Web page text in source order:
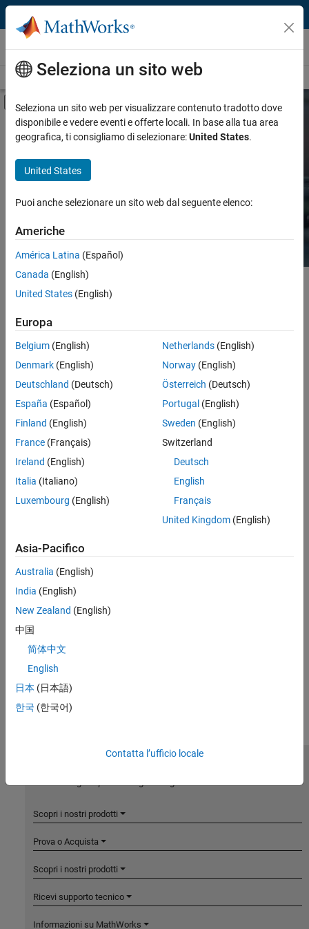
Vai al contenuto
Hardware Support
Overview Search Hardware Support Request Hardware Support
Attiva/disattiva menu di navigazione
Product
Product Family and Category
Protocol or Standard
Search Hardware
MATLAB and Simulink.
Seleziona un sito web
Seleziona un sito web per visualizzare contenuto tradotto dove
disponibile e vedere eventi e offerte locali. In base alla tua area
geografica, ti consigliamo di selezionare:United States.
United States
Puoi anche selezionare un sito web dal seguente elenco:
Americhe
América Latina (Español)
Canada (English)
United States (English)
Europa
Belgium (English)
Denmark (English)
Deutschland (Deutsch)
España (Español)
Finland (English)
France (Français)
Ireland (English)
Italia (Italiano)
Luxembourg (English)
Netherlands(English)
Norway(English)
Österreich (Deutsch)
Portugal (English)
Sweden (English)
Switzerland
Deutsch
English
Français
United Kingdom(English)
Asia-Pacifico
Australia (English)
India (English)
New Zealand (English)
中国
简体中文
English
日本 (日本語)
한국 (한국어)
Contatta l’ufficio locale
Scopri i nostri prodotti
Prova o Acquista
Scopri i nostri prodotti
Ricevi supporto tecnico
Informazioni su MathWorks